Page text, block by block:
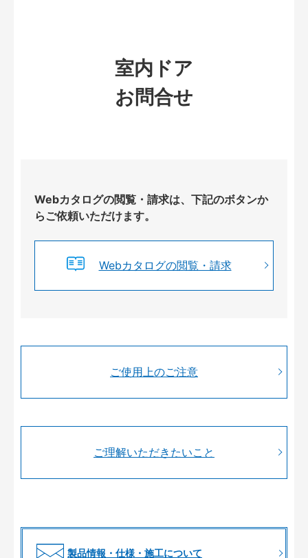
室内ドア
お問合せ
Webカタログの閲覧・請求は、下記のボタンか
らご依頼いただけます。
Webカタログの閲覧・請求
ご使用上のご注意
ご理解いただきたいこと
製品情報・仕様・施工について